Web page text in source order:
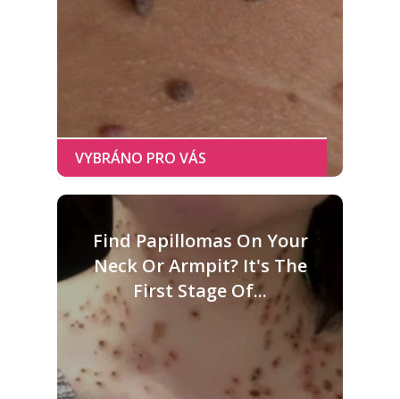
Find Papillomas On Your
Neck Or Armpit? It's The
First Stage Of...